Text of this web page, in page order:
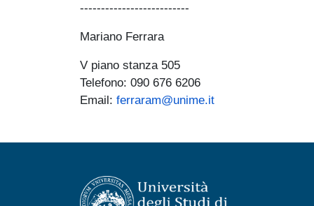
--------------------------
Mariano Ferrara
V piano stanza 505
Telefono: 090 676 6206
Email: ferraram@unime.it